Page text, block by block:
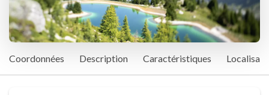
Coordonnées Description Caractéristiques